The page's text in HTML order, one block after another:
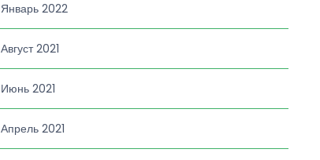
Январь 2022
Август 2021
Июнь 2021
Апрель 2021